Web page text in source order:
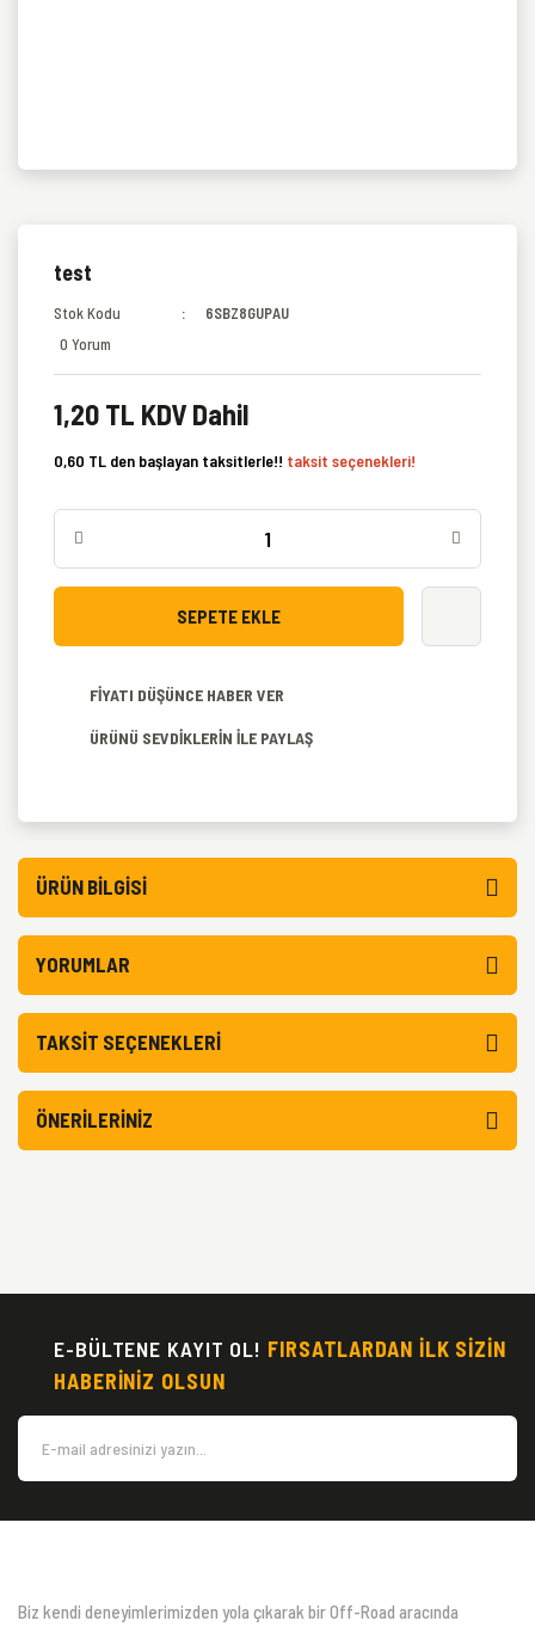
test
Stok Kodu
6SBZ8GUPAU
0 Yorum
1,20 TL KDV Dahil
0,60 TL den başlayan taksitlerle!! taksit seçenekleri!
SEPETE EKLE
FİYATI DÜŞÜNCE HABER VER
ÜRÜNÜ SEVDİKLERİN İLE PAYLAŞ
ÜRÜN BILGISI
YORUMLAR
TAKSIT SEÇENEKLERI
ÖNERILERINIZ
E-BÜLTENE KAYIT OL! FIRSATLARDAN İLK SİZİN
HABERİNİZ OLSUN
Biz kendi deneyimlerimizden yola çıkarak bir Off-Road aracında